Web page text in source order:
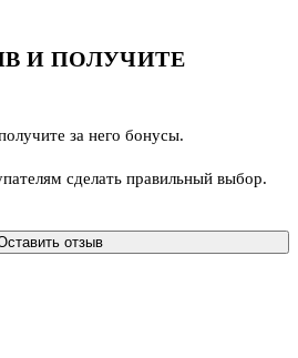
И ПОЛУЧИТЕ
за него бонусы.
сделать правильный выбор.
отзыв